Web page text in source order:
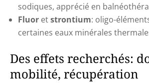
sodiques, apprécié en
Fluor etstrontium: oligo-
certaines eaux minérales
Des effets recherchés:
mobilité, récupération